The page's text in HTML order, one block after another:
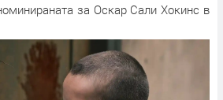
за Оскар Сали Хокинс в